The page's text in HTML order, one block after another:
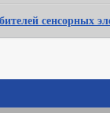
сенсорных